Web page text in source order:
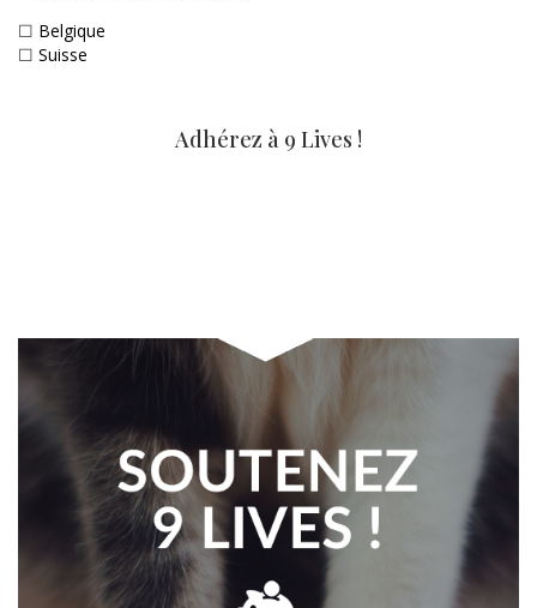
☐ Belgique
☐ Suisse
Adhérez à 9 Lives !